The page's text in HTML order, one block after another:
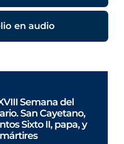
en audio
Semana del
San Cayetano,
Sixto II, papa, y